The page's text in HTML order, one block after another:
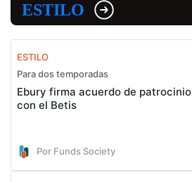
ESTILO
ESTILO
Para dos temporadas
Ebury firma acuerdo de patrocinio
con el Betis
Por Funds Society